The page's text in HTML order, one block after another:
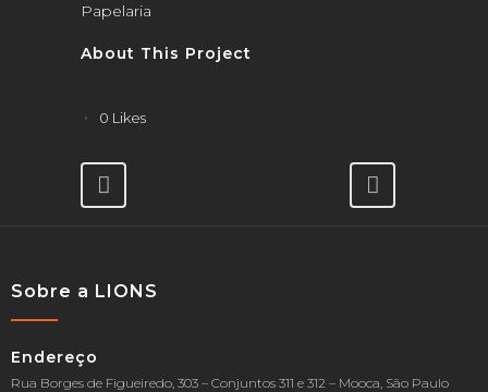
Papelaria
About This Project
0 Likes
Sobre a LIONS
Endereço
Rua Borges de Figueiredo, 303 – Conjuntos 311 e 312 – Mooca, São Paulo